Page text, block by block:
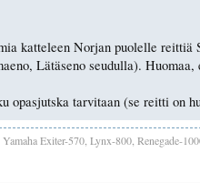
katteleen Norjan puolelle
Lätäseno seudulla).
opasjutska tarvitaan (se reitti on
Exiter-570, Lynx-800, Renegade-